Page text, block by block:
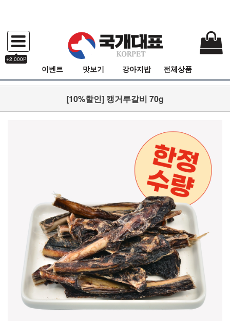
+2,000P
이벤트 맛보기 강아지밥 전체상품
[10%할인] 캥거루갈비 70g